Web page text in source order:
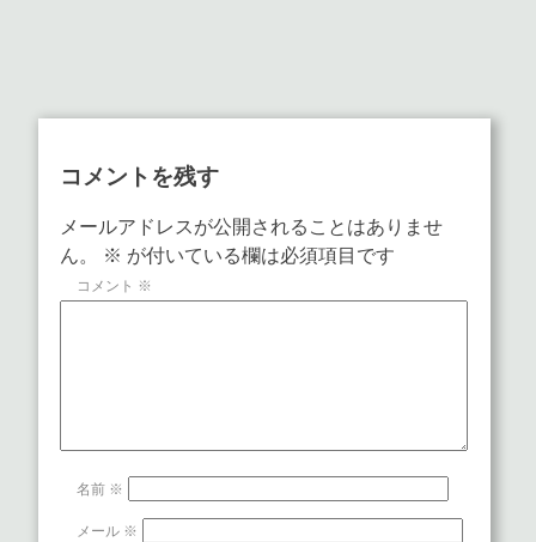
コメントを残す
メールアドレスが公開されることはありませ
ん。
※ が付いている欄は必須項目です
コメント ※
名前 ※
メール ※